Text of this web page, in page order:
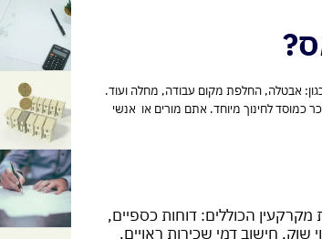
אבטלה, החלפת מקום עבודה, מחלה ועוד.
כמוסד לחינוך מיוחד. אתם מורים או אנשי
הכוללים: דוחות כספיים,
שוק, חישוב דמי שכירות ראויים,